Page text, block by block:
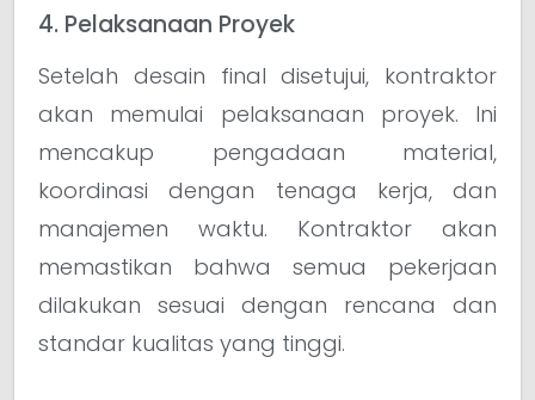
4. Pelaksanaan Proyek
Setelah desain final disetujui, kontraktor
akan memulai pelaksanaan proyek. Ini
mencakup pengadaan material,
koordinasi dengan tenaga kerja, dan
manajemen waktu. Kontraktor akan
memastikan bahwa semua pekerjaan
dilakukan sesuai dengan rencana dan
standar kualitas yang tinggi.